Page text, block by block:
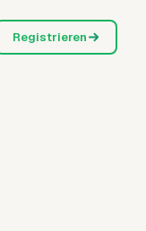
Registrieren